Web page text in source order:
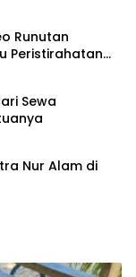
Runutan
Peristirahatan
Sewa
Nur Alam di